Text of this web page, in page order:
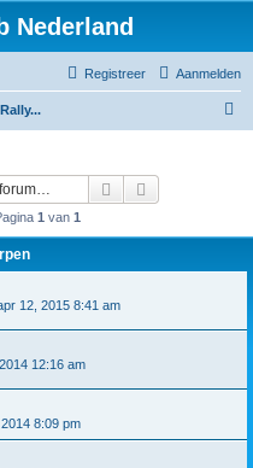
Nederland
Aanmelden
Registreer
Zoek
1 van 1
12, 2015 8:41 am
12:16 am
8:09 pm